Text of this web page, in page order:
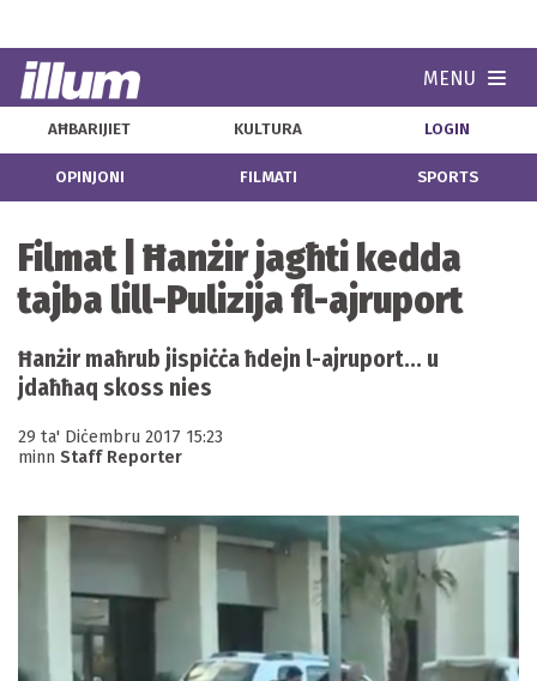
MENU
AĦBARIJIET KULTURA LOGIN
OPINJONI FILMATI SPORTS
Filmat | Ħanżir jagħti kedda
tajba lill-Pulizija fl-ajruport
Ħanżir maħrub jispiċċa ħdejn l-ajruport... u
jdaħħaq skoss nies
29 ta' Diċembru 2017 15:23
minn Staff Reporter